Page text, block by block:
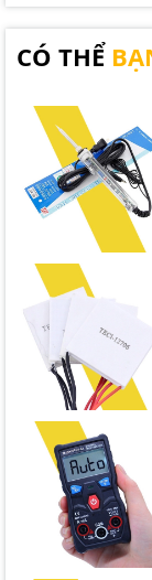
Ứng dụng
trạng thái,
Màn
CÓ THỂ